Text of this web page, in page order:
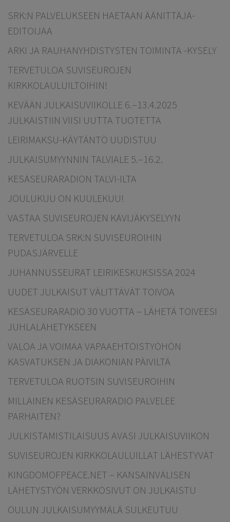
SRK:N PALVELUKSEEN HAETAAN ÄÄNITTÄJÄ-
EDITOIJAA
ARKI JA RAUHANYHDISTYSTEN TOIMINTA -KYSELY
TERVETULOA SUVISEUROJEN
KIRKKOLAULUILTOIHIN!
KEVÄÄN JULKAISUVIIKOLLE 6.–13.4.2025
JULKAISTIIN VIISI UUTTA TUOTETTA
LEIRIMAKSU-KÄYTÄNTÖ UUDISTUU
JULKAISUMYYNNIN TALVIALE 5.–16.2.
KESÄSEURARADION TALVI-ILTA
JOULUKUU ON KUULEKUU!
VASTAA SUVISEUROJEN KÄVIJÄKYSELYYN
TERVETULOA SRK:N SUVISEUROIHIN
PUDASJÄRVELLE
JUHANNUSSEURAT LEIRIKESKUKSISSA 2024
UUDET JULKAISUT VÄLITTÄVÄT TOIVOA
KESÄSEURARADIO 30 VUOTTA – LÄHETÄ TOIVEESI
JUHLALÄHETYKSEEN
VALOA JA VOIMAA VAPAAEHTOISTYÖHÖN
KASVATUKSEN JA DIAKONIAN PÄIVILTÄ
TERVETULOA RUOTSIN SUVISEUROIHIN
MILLAINEN KESÄSEURARADIO PALVELEE
PARHAITEN?
JULKISTAMISTILAISUUS AVASI JULKAISUVIIKON
SUVISEUROJEN KIRKKOLAULUILLAT LÄHESTYVÄT
KINGDOMOFPEACE.NET – KANSAINVÄLISEN
LÄHETYSTYÖN VERKKOSIVUT ON JULKAISTU
OULUN JULKAISUMYYMÄLÄ SULKEUTUU